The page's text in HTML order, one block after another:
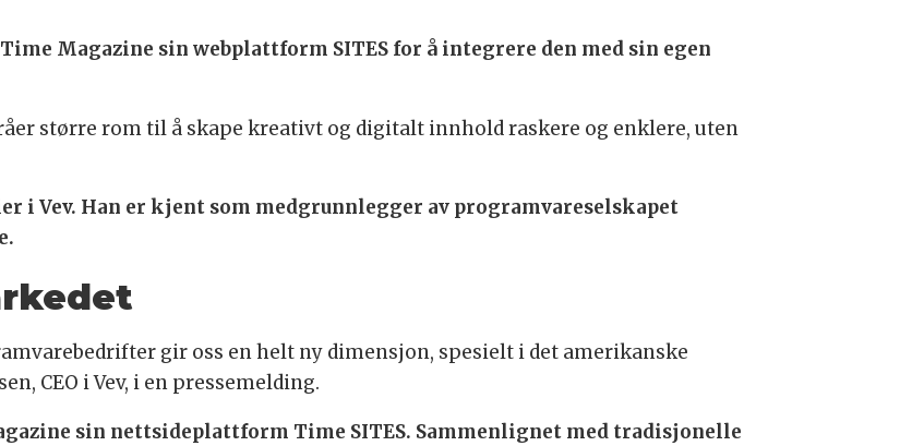
Magazine sin webplattform SITES for å integrere den med sin egen
større rom til å skape kreativt og digitalt innhold raskere og enklere, uten
i Vev. Han er kjent som medgrunnlegger av programvareselskapet
gir oss en helt ny dimensjon, spesielt i det amerikanske
CEO i Vev, i en pressemelding.
sin nettsideplattform Time SITES. Sammenlignet med tradisjonelle